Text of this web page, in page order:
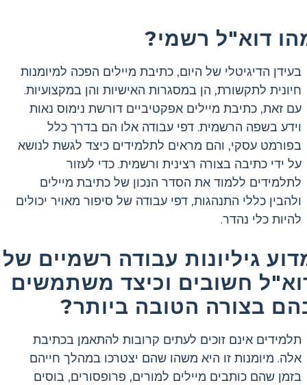
דוא"ל רשמי?
בעידן הדיגיטלי של היום, כתיבת מיילים הפכה למיומנות
חיונית לתקשורת, הן במסגרות האישיות והן במקצועיות.
עם זאת, כתיבת מיילים אפקטיביים דורשת נימוס נאות
וידע בשפה הרשמית. דפי עבודה אלו הם בדרך כלל
בפורמט עסקי, והם מראים לתלמידים כיצד לגשת לנושא
על ידי כתיבה בצורה רצינית ורשמית. כדי לעזור
לתלמידים ללמוד את הסדר הנכון של כתיבת מיילים
ולהבין כללי התנהגות, דפי עבודה של סיפור מאויר יכולים
להיות כלי נהדר.
גיליונות עבודה רשמיים של
חשובים וכיצד משתמשים
בצורה הטובה ביותר?
תלמידים אינם זוכים לעתים קרובות להתאמן בכתיבת
אלה. מיומנות זו היא משהו שהם יצטרכו במהלך חייהם
בזמן שהם כותבים מיילים למורים, פרופסורים, בוסים